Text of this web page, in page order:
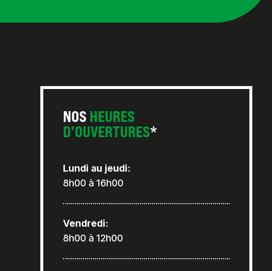
NOS HEURES
D’OUVERTURES*
Lundi au jeudi:
8h00 à 16h00
Vendredi:
8h00 à 12h00